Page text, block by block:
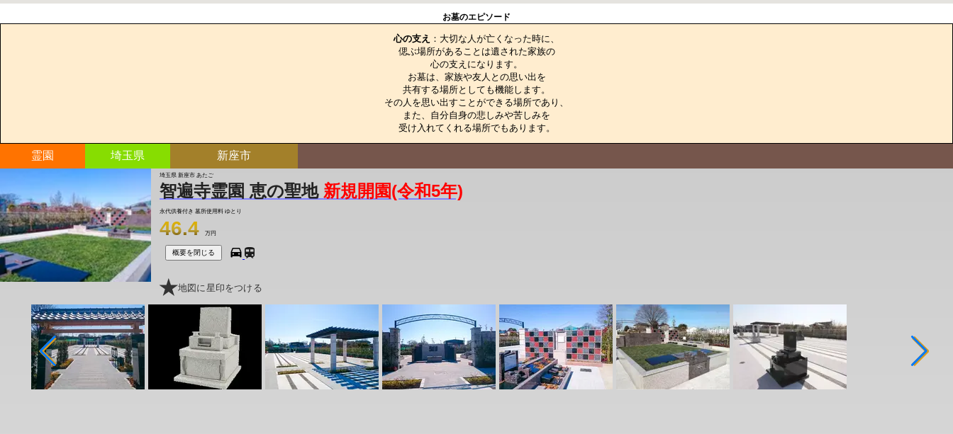
お墓のエピソード
心の支え ：大切な人が亡くなった時に、
偲ぶ場所があることは遺された家族の
心の支えになります。
お墓は、家族や友人との思い出を
共有する場所としても機能します。
その人を思い出すことができる場所であり、
また、自分自身の悲しみや苦しみを
受け入れてくれる場所でもあります。
霊園 埼玉県 新座市
埼玉県 新座市 あたご
智遍寺霊園 恵の聖地 新規開園(令和5年)
永代供養付き 墓所使用料 ゆとり
46.4 万円
概要を閉じる
地図に星印をつける